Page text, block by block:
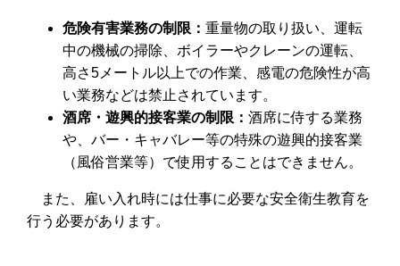
危険有害業務の制限： 重量物の取り扱い、運転
中の機械の掃除、ボイラーやクレーンの運転、
高さ5メートル以上での作業、感電の危険性が高
い業務などは禁止されています。
酒席・遊興的接客業の制限： 酒席に侍する業務
や、バー・キャバレー等の特殊の遊興的接客業
（風俗営業等）で使用することはできません。
また、雇い入れ時には仕事に必要な安全衛生教育を
行う必要があります。